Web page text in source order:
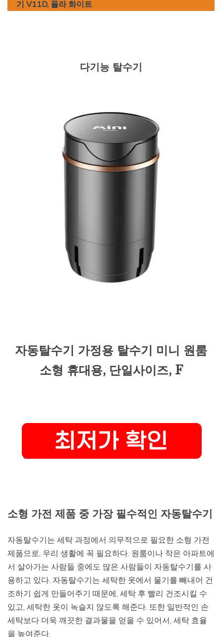
기 V11D, 폴라 화이트
다기능 탈수기
자동탈수기 가정용 탈수기 미니 원룸
소형 휴대용, 단일사이즈, F
소형 가전 제품 중 가장 필수적인 자동탈수기
자동탈수기는 세탁 과정에서 의무적으로 필요한 소형 가전
제품으로, 우리 생활에 꼭 필요하다. 원룸이나 작은 아파트에
서 살아가는 사람들 중에도 많은 사람들이 자동탈수기를 사
용하고 있다. 자동탈수기는 세탁한 옷에서 물기를 빼내어 건
조하기 쉽게 만들어주기 때문에, 세탁 후 빨리 건조시킬 수
있고, 세탁한 옷이 녹슬지 않도록 해준다. 또한 일반적인 손
세탁보다 더욱 깨끗한 결과물을 얻을 수 있어서, 세탁 효율
을 높여준다.